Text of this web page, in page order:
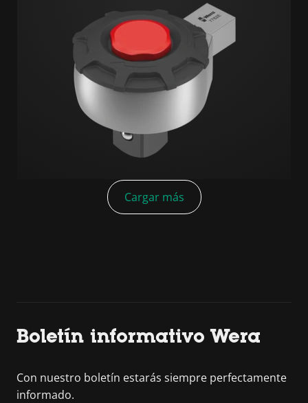
Cargar más
Boletín informativo Wera
Con nuestro boletín estarás siempre perfectamente
informado.